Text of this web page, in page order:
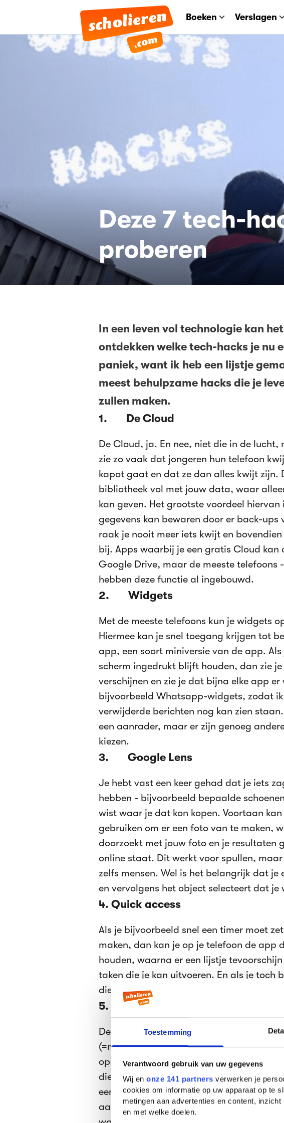
Toestemming
Verantwoord gebruik van uw gegevens
Wij en onze 141 partners verwerken je
cookies om informatie op uw apparaat op te
metingen aan advertenties en content,
en met welke doelen.
Boeken Verslagen
Deze 7 tech-
proberen
In een leven vol technologie kan
ontdekken welke tech-hacks je nu
paniek, want ik heb een lijstje
meest behulpzame hacks die je
zullen maken.
1. De Cloud
De Cloud, ja. En nee, niet die in de
zie zo vaak dat jongeren hun telefoon
kapot gaat en dat ze dan alles kwijt zijn.
bibliotheek vol met jouw data, waar
kan geven. Het grootste voordeel
gegevens kan bewaren door er back-ups
raak je nooit meer iets kwijt en
bij. Apps waarbij je een gratis Cloud kan
Google Drive, maar de meeste telefoons
hebben deze functie al ingebouwd.
2. Widgets
Met de meeste telefoons kun je widgets
Hiermee kan je snel toegang krijgen tot
app, een soort miniversie van de app.
scherm ingedrukt blijft houden, dan zie
verschijnen en zie je dat bijna elke app
bijvoorbeeld Whatsapp-widgets, zodat ik
verwijderde berichten nog kan zien
een aanrader, maar er zijn genoeg
kiezen.
3. Google Lens
Je hebt vast een keer gehad dat je iets
hebben - bijvoorbeeld bepaalde
wist waar je dat kon kopen. Voortaan
gebruiken om er een foto van te maken,
doorzoekt met jouw foto en je resultaten
online staat. Dit werkt voor spullen,
zelfs mensen. Wel is het belangrijk dat
en vervolgens het object selecteert dat je
4. Quick access
Als je bijvoorbeeld snel een timer moet
maken, dan kan je op je telefoon de app
houden, waarna er een lijstje
taken die je kan uitvoeren. En als je toch
die je vaak gebruikt gelijk toe aan je
5. Short cuts
Deze lijst kan bijna oneindig lang
(=manieren om bepaalde handelingen
opnoemen, want het zijn er een hoop. Dit
die ik zelf erg handig vind. Druk je
een screenshot. Hou je zaklampknop
aan te passen. Wanneer je geluid op